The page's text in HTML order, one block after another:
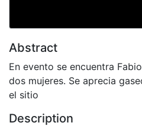
Abstract
En evento se encuentra
dos mujeres. Se aprecia
el sitio
Description